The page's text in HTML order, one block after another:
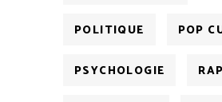
POLITIQUE POP
PSYCHOLOGIE RAP